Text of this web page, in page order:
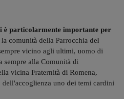
è particolarmente importante per
comunità della Parrocchia del
vicino agli ultimi, uomo di
sempre alla Comunità di
vicina Fraternità di Romena,
uno dei temi cardini